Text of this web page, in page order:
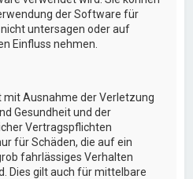
der Software für
untersagen oder auf
Einfluss nehmen.
Ausnahme der Verletzung
Gesundheit und der
Vertragspflichten
für Schäden, die auf ein
fahrlässiges Verhalten
Dies gilt auch für mittelbare